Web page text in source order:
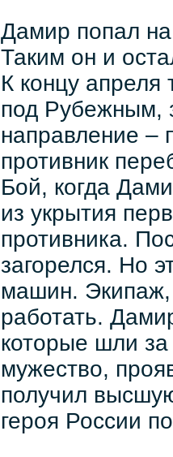
Дамир попал на
Таким он и
К концу апреля
под Рубежным,
направление
противник
Бой, когда
из укрытия
противника.
загорелся. Но
машин. Экипаж,
работать.
которые шли
мужество,
получил
героя России